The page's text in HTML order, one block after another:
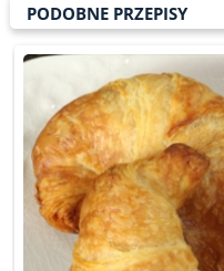
PODOBNE PRZEPISY